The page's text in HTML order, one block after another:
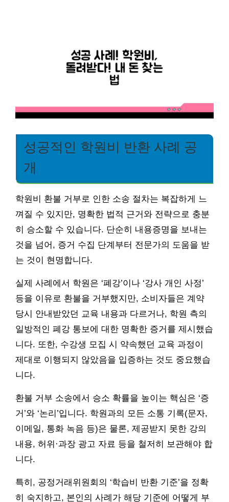
성공적인 학원비 반환 사례 공
개
학원비 환불 거부로 인한 소송 절차는 복잡하게 느
껴질 수 있지만, 명확한 법적 근거와 전략으로 충분
히 승소할 수 있습니다. 단순히 내용증명을 보내는
것을 넘어, 증거 수집 단계부터 전문가의 도움을 받
는 것이 현명합니다.
실제 사례에서 학원은 ‘폐강’이나 ‘강사 개인 사정’
등을 이유로 환불을 거부했지만, 소비자들은 계약
당시 안내받았던 교육 내용과 다르거나, 학원 측의
일방적인 폐강 통보에 대한 명확한 증거를 제시했습
니다. 또한, 수강생 모집 시 약속했던 교육 과정이
제대로 이행되지 않았음을 입증하는 것도 중요했습
니다.
환불 거부 소송에서 승소 확률을 높이는 핵심은 ‘증
거’와 ‘논리’입니다. 학원과의 모든 소통 기록(문자,
이메일, 통화 녹음 등)은 물론, 제공받지 못한 강의
내용, 허위·과장 광고 자료 등을 철저히 보관해야 합
니다.
특히, 공정거래위원회의 ‘학습비 반환 기준’을 정확
히 숙지하고, 본인의 사례가 해당 기준에 어떻게 부